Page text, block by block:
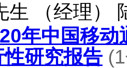
生 （经理）
年中国移
研究报告(1